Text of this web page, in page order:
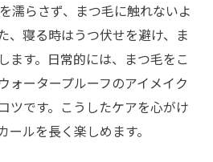
濡らさず、まつ毛に触れないよ
、寝る時はうつ伏せを避け、ま
ます。日常的には、まつ毛をこ
ォータープルーフのアイメイク
ツです。こうしたケアを心がけ
ルを長く楽しめます。